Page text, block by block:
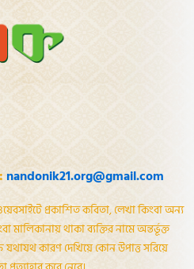
nandonik21.org@gmail.com
প্রকাশিত কবিতা, লেখা কিংবা অন্য
মালিকানায় থাকা ব্যক্তির নামে অন্তর্ভূক্ত
যথাযথ কারণ দেখিয়ে কোন উপাত্ত সরিয়ে